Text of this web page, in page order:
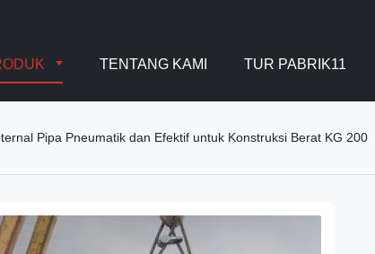
TENTANG KAMI TUR PABRIK11
Pipa Pneumatik dan Efektif untuk Konstruksi Berat KG 200